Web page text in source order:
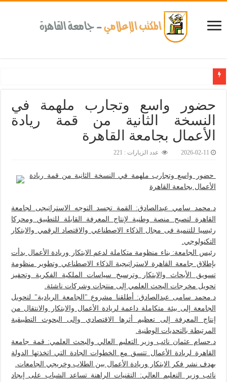
حضور واسع وتجارب ملهمة في
النسخة الثانية من قمة ريادة
الأعمال بجامعة القاهرة‎
2026-02-11 عدد الزيارات : 221
حضور واسع وتجارب ملهمة في النسخة الثانية من قمة ريادة
الأعمال بجامعة القاهرة
د.محمد سامي عبدالصادق: القمة تجسد التوجه الاستراتيجى لجامعة
القاهرة لتصبح منصة وطنية لإنتاج المعرفة القابلة للتطبيق ومحركا
رئيسيا للتنمية فى مجال الذكاء الاصطناعي والاقتصاد الرقمي والابتكار
التكنولوجي.
رئيس الجامعة: بناء منظومة متكاملة لدعم الابتكار وريادة الأعمال بدأت
بإطلاق جامعة القاهرة لاستراتيجية الذكاء الاصطناعي وتطوير منظومة
تسويق الأبحاث والابتكار وترسيخ سياسات الملكية الفكرية وتحفيز
تحويل مخرجات البحث العلمي إلى منتجات وشركات ناشئة.
د.محمد سامى عبدالصادق: أطلقنا مشروع "الجامعة الريادية" لتحويل
الجامعة إلى بيئة متكاملة داعمة لريادة الأعمال والابتكار والانتقال من
إنتاج المعرفة إلى تعظيم أثرها الاقتصادي وإلى البحوث التطبيقية
المرتبطة بالتحديات الوطنية.
د.حسام عثمان نائب وزير التعليم العالي والبحث العلمي: قمة جامعة
القاهرة لريادة الأعمال تتسق مع الخطوات الجادة التي اتخذتها الدولة
بهدف نشر فكر الابتكار وريادة الأعمال بين الطلاب وخريجي الجامعات.
نائب وزير التعليم العالي: التقنيات الراهنة تساعد الشباب على إيجاد